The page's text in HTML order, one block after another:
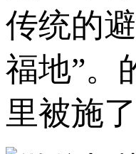
传统的
福地”。
里被施